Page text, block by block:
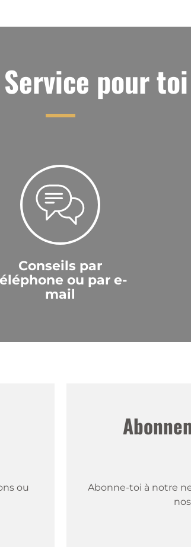
pour toi
Conseils par
ou par e-
mail
ou
Abonne-toi à notre